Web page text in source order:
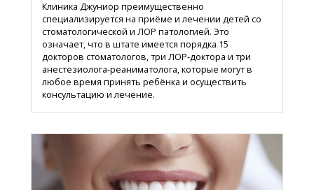
Клиника Джуниор преимущественно
специализируется на приёме и лечении детей со
стоматологической и ЛОР патологией. Это
означает, что в штате имеется порядка 15
докторов стоматологов, три ЛОР-доктора и три
анестезиолога-реаниматолога, которые могут в
любое время принять ребёнка и осуществить
консультацию и лечение.